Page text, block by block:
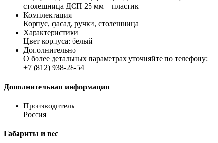
столешница ДСП 25 мм + пластик
Комплектация
Корпус, фасад, ручки, столешница
Характеристики
Цвет корпуса: белый
Дополнительно
О более детальных параметрах уточняйте по телефону:
+7 (812) 938-28-54
Дополнительная информация
Производитель
Россия
Габариты и вес